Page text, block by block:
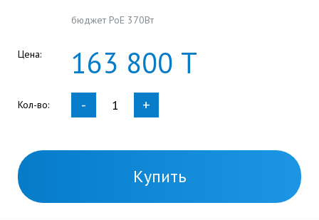
бюджет PoE 370Вт
Цена: 163 800 Т
Кол-во: - +
Купить